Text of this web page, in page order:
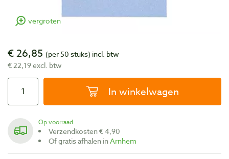
vergroten
€ 26,85 (per 50 stuks) incl. btw
€ 22,19 excl. btw
In winkelwagen
Op voorraad
Verzendkosten € 4,90
Of gratis afhalen inArnhem